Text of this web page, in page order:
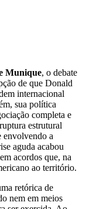
Munique, o debate
de que Donald
internacional
sua política
completa e
estrutural
envolvendo a
aguda acabou
acordos que, na
ao território.
retórica de
nem em meios